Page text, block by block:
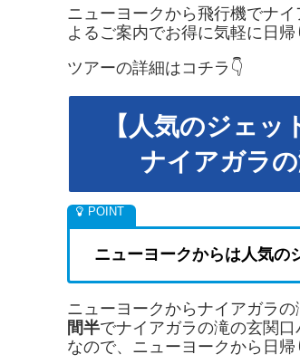
ニューヨークから飛行機でナ
よるご案内でお得に気軽に日帰
ツアーの詳細はコチラ👇
【人気のジェ
ナイアガラ
ニューヨークからは人気の
ニューヨークからナイアガラ
間半でナイアガラの滝の玄関口
なので、ニューヨークから日